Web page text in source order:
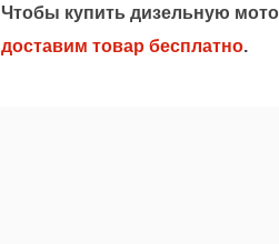
Чтобы купить дизельную
доставим товар бесплатно.